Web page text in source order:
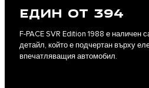
ЕДИН ОТ 394
F-PACE SVR Edition 1988 е наличен
детайл, който е подчертан върху
впечатляващия автомобил.